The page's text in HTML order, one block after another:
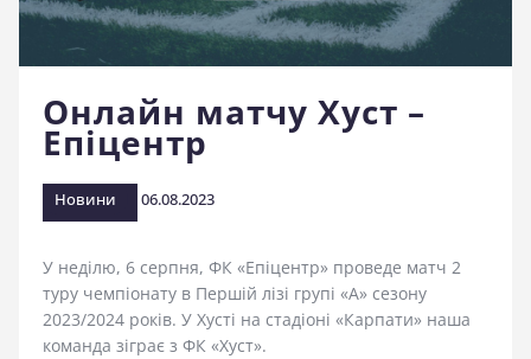
Історія
Клуб
Фан-шоп
Правила поведінки на
стадіоні
Онлайн матчу Хуст –
Епіцентр
Новини 06.08.2023
У неділю, 6 серпня, ФК «Епіцентр» проведе матч 2
туру чемпіонату в Першій лізі групі «А» сезону
2023/2024 років. У Хусті на стадіоні «Карпати» наша
команда зіграє з ФК «Хуст».